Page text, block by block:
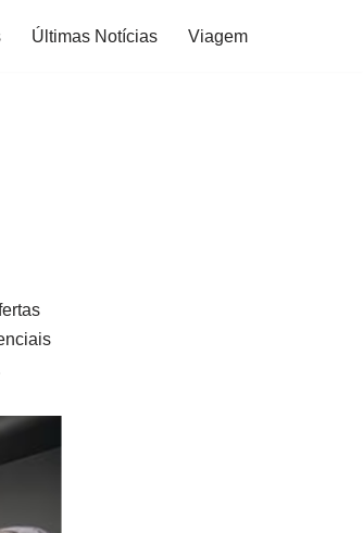
Últimas Notícias Viagem